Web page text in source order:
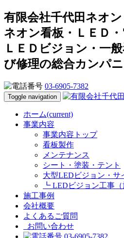
有限会社千代田ネオン
ネオン看板・ＬＥＤ
ＬＥＤビジョン・一
び修理の総合カンパ
03-6905-7382
Toggle navigation
ホーム(current)
事業内容
事業内容トップ
看板製作
メンテナンス
シート・塗装・テント
大型LEDビジョン・サ
┗ LEDビジョン工事（
施工事例
会社概要
よくあるご質問
お問い合わせ
03-6905-7382